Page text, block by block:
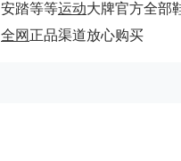
踏等等运动大牌官方全部
全网 正品渠道放心购买